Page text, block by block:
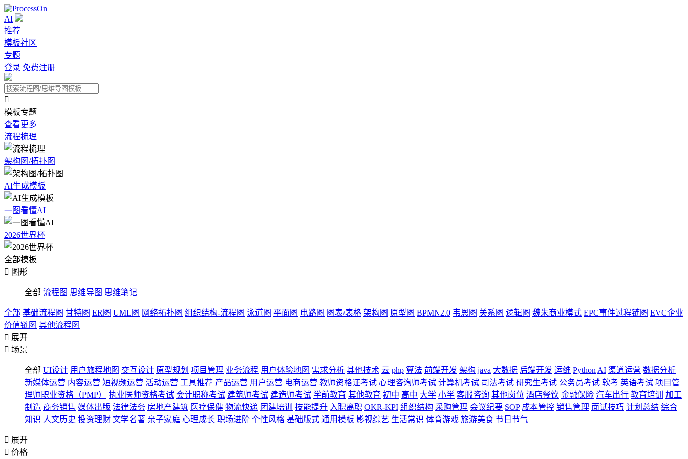
AI
推荐
模板社区
专题
登录 免费注册

模板专题
查看更多
流程梳理
架构图/拓扑图
AI生成模板
一图看懂AI
2026世界杯
全部模板
 图形
全部 流程图 思维导图 思维笔记
全部 基础流程图 甘特图 ER图 UML图 网络拓扑图 组织结构-流程图 泳道图 平面图 电路图 图表/表格 架构图 原型图 BPMN2.0 韦恩图 关系图 逻辑图 魏朱商业模式 EPC事件过程链图 EVC企业
价值链图 其他流程图
 展开
 场景
全部 UI设计 用户旅程地图 交互设计 原型规划 项目管理 业务流程 用户体验地图 需求分析 其他技术 云 php 算法 前端开发 架构 java 大数据 后端开发 运维 Python AI 渠道运营 数据分析
新媒体运营 内容运营 短视频运营 活动运营 工具推荐 产品运营 用户运营 电商运营 教师资格证考试 心理咨询师考试 计算机考试 司法考试 研究生考试 公务员考试 软考 英语考试 项目管
理师职业资格（PMP）
执业医师资格考试 会计职称考试 建筑师考试 建造师考试 学前教育 其他教育 初中 高中 大学 小学 客服咨询 其他岗位 酒店餐饮 金融保险 汽车出行 教育培训
加工
制造 商务销售 媒体出版 法律法务 房地产建筑 医疗保健 物流快递 团建培训 技能提升 入职离职 OKR-KPI 组织结构 采购管理 会议纪要 SOP 成本管控 销售管理 面试技巧 计划总结 综合
知识 人文历史 投资理财 文学名著 亲子家庭 心理成长 职场进阶 个性风格 基础版式 通用模板 影视综艺 生活常识 体育游戏 旅游美食 节日节气
 展开
 价格